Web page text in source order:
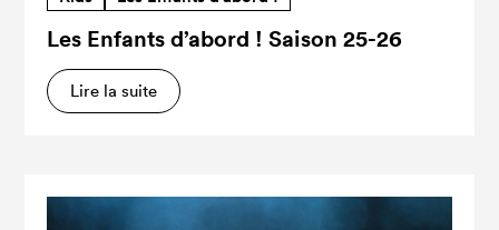
Les Enfants d’abord ! Saison 25-26
Lire la suite